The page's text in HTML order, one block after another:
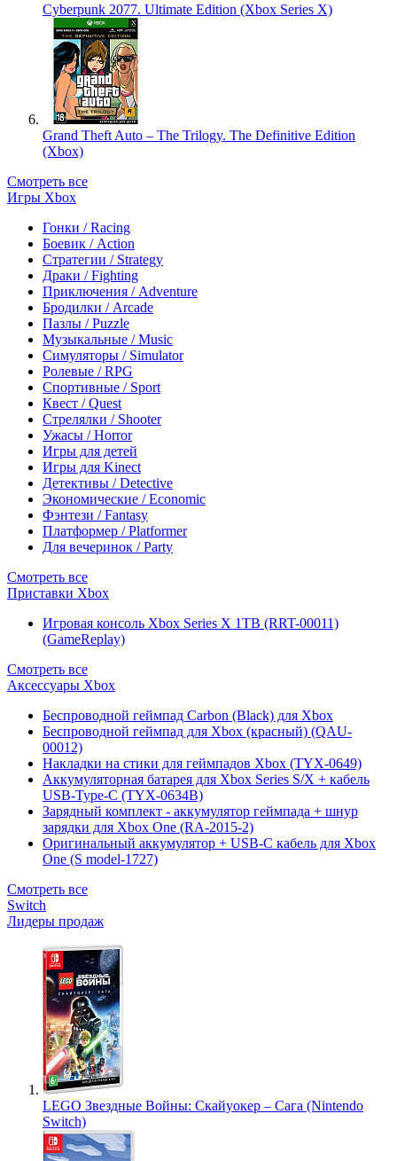
Cyberpunk 2077. Ultimate Edition (Xbox Series X)
Grand Theft Auto – The Trilogy. The Definitive Edition
(Xbox)
Смотреть все
Игры Xbox
Гонки / Racing
Боевик / Action
Стратегии / Strategy
Драки / Fighting
Приключения / Adventure
Бродилки / Arcade
Пазлы / Puzzle
Музыкальные / Music
Симуляторы / Simulator
Ролевые / RPG
Спортивные / Sport
Квест / Quest
Стрелялки / Shooter
Ужасы / Horror
Игры для детей
Игры для Kinect
Детективы / Detective
Экономические / Economic
Фэнтези / Fantasy
Платформер / Platformer
Для вечеринок / Party
Смотреть все
Приставки Xbox
Игровая консоль Xbox Series X 1TB (RRT-00011)
(GameReplay)
Смотреть все
Аксессуары Xbox
Беспроводной геймпад Carbon (Black) для Xbox
Беспроводной геймпад для Xbox (красный) (QAU-
00012)
Накладки на стики для геймпадов Xbox (TYX-0649)
Аккумуляторная батарея для Xbox Series S/X + кабель
USB-Type-C (TYX-0634B)
Зарядный комплект - аккумулятор геймпада + шнур
зарядки для Xbox One (RA-2015-2)
Оригинальный аккумулятор + USB-C кабель для Xbox
One (S model-1727)
Смотреть все
Switch
Лидеры продаж
LEGO Звездные Войны: Скайуокер – Сага (Nintendo
Switch)